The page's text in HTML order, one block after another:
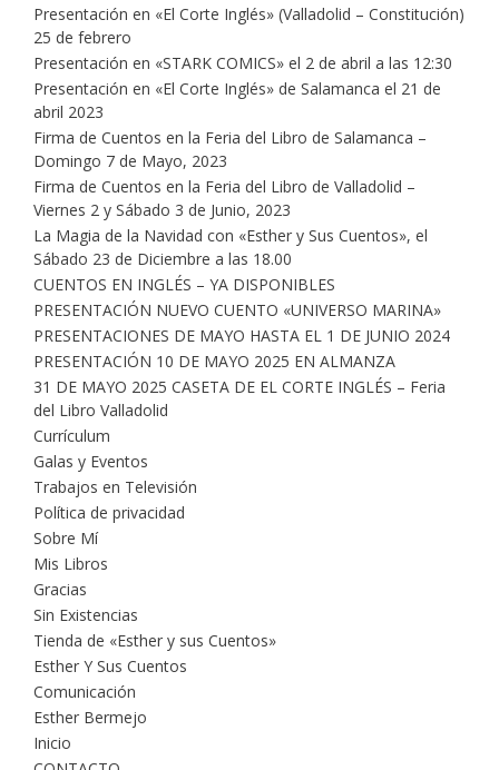
Presentación en «El Corte Inglés» (Valladolid – Constitución)
25 de febrero
Presentación en «STARK COMICS» el 2 de abril a las 12:30
Presentación en «El Corte Inglés» de Salamanca el 21 de
abril 2023
Firma de Cuentos en la Feria del Libro de Salamanca –
Domingo 7 de Mayo, 2023
Firma de Cuentos en la Feria del Libro de Valladolid –
Viernes 2 y Sábado 3 de Junio, 2023
La Magia de la Navidad con «Esther y Sus Cuentos», el
Sábado 23 de Diciembre a las 18.00
CUENTOS EN INGLÉS – YA DISPONIBLES
PRESENTACIÓN NUEVO CUENTO «UNIVERSO MARINA»
PRESENTACIONES DE MAYO HASTA EL 1 DE JUNIO 2024
PRESENTACIÓN 10 DE MAYO 2025 EN ALMANZA
31 DE MAYO 2025 CASETA DE EL CORTE INGLÉS – Feria
del Libro Valladolid
Currículum
Galas y Eventos
Trabajos en Televisión
Política de privacidad
Sobre Mí
Mis Libros
Gracias
Sin Existencias
Tienda de «Esther y sus Cuentos»
Esther Y Sus Cuentos
Comunicación
Esther Bermejo
Inicio